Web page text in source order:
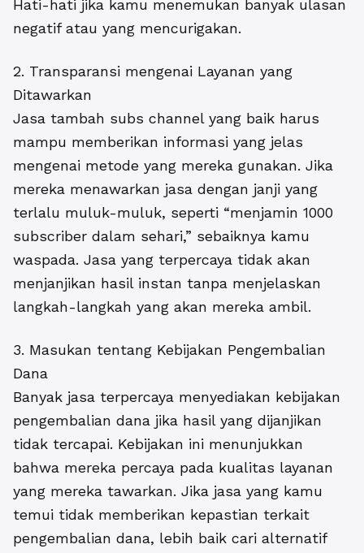
Hati-hati jika kamu menemukan banyak ulasan
negatif atau yang mencurigakan.
2. Transparansi mengenai Layanan yang
Ditawarkan
Jasa tambah subs channel yang baik harus
mampu memberikan informasi yang jelas
mengenai metode yang mereka gunakan. Jika
mereka menawarkan jasa dengan janji yang
terlalu muluk-muluk, seperti “menjamin 1000
subscriber dalam sehari,” sebaiknya kamu
waspada. Jasa yang terpercaya tidak akan
menjanjikan hasil instan tanpa menjelaskan
langkah-langkah yang akan mereka ambil.
3. Masukan tentang Kebijakan Pengembalian
Dana
Banyak jasa terpercaya menyediakan kebijakan
pengembalian dana jika hasil yang dijanjikan
tidak tercapai. Kebijakan ini menunjukkan
bahwa mereka percaya pada kualitas layanan
yang mereka tawarkan. Jika jasa yang kamu
temui tidak memberikan kepastian terkait
pengembalian dana, lebih baik cari alternatif